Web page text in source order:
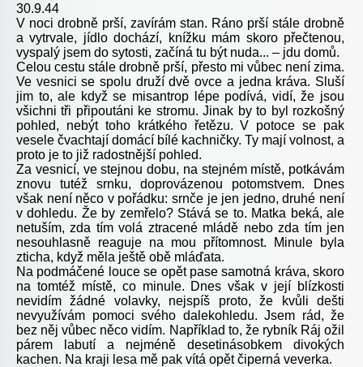
30.9.44
V noci drobně prší, zavírám stan. Ráno prší stále drobně
a vytrvale, jídlo dochází, knížku mám skoro přečtenou,
vyspalý jsem do sytosti, začíná tu být nuda... – jdu domů.
Celou cestu stále drobně prší, přesto mi vůbec není zima.
Ve vesnici se spolu druží dvě ovce a jedna kráva. Sluší
jim to, ale když se misantrop lépe podívá, vidí, že jsou
všichni tři připoutáni ke stromu. Jinak by to byl rozkošný
pohled, nebýt toho krátkého řetězu. V potoce se pak
vesele čvachtají domácí bílé kachničky. Ty mají volnost, a
proto je to již radostnější pohled.
Za vesnicí, ve stejnou dobu, na stejném místě, potkávám
znovu tutéž srnku, doprovázenou potomstvem. Dnes
však není něco v pořádku: srnče je jen jedno, druhé není
v dohledu. Že by zemřelo? Stává se to. Matka beká, ale
netuším, zda tím volá ztracené mládě nebo zda tím jen
nesouhlasně reaguje na mou přítomnost. Minule byla
zticha, když měla ještě obě mláďata.
Na podmáčené louce se opět pase samotná kráva, skoro
na tomtéž místě, co minule. Dnes však v její blízkosti
nevidím žádné volavky, nejspíš proto, že kvůli dešti
nevyužívám pomoci svého dalekohledu. Jsem rád, že
bez něj vůbec něco vidím. Například to, že rybník Ráj ožil
párem labutí a nejméně desetinásobkem divokých
kachen. Na kraji lesa mě pak vítá opět čiperná veverka.